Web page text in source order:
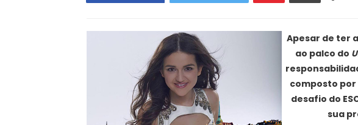
Apesar de ter
ao palco do
composto por
desafio do
sua